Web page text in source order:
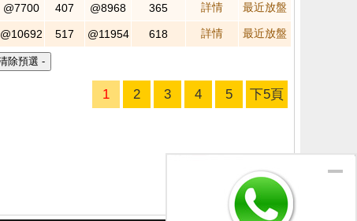
@7700 407 @8968 365 詳情 最近放盤
@10692 517 @11954 618 詳情 最近放盤
1 2 3 4 5 下5頁